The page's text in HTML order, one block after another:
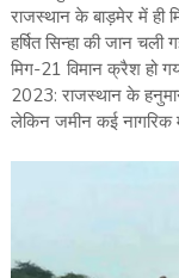
राजस्थान के बाड़मेर में ही
हर्षित सिन्‍हा की जान
मिग-21 विमान क्रैश हो
2023: राजस्थान के
लेकिन जमीन कई नागरिक